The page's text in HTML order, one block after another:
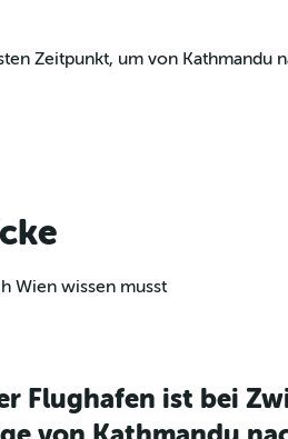
Zeitpunkt, um von Kathmandu
Wien wissen musst
Flughafen ist bei